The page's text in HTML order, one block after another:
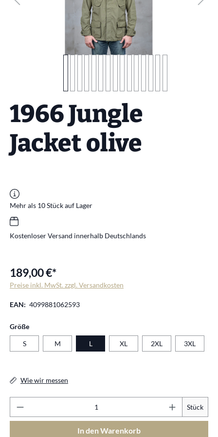
1966 Jungle
Jacket olive
Mehr als 10 Stück auf Lager
Kostenloser Versand innerhalb Deutschlands
189,00 €*
Preise inkl. MwSt. zzgl. Versandkosten
EAN: 4099881062593
Größeauswählen
S M L XL 2XL 3XL
Wie wir messen
Stück
In den Warenkorb